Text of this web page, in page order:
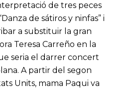
de tres peces
de sátiros y ninfas” i
a substituir la gran
Teresa Carreño en la
seria el darrer concert
A partir del segon
Units, mama Paqui va